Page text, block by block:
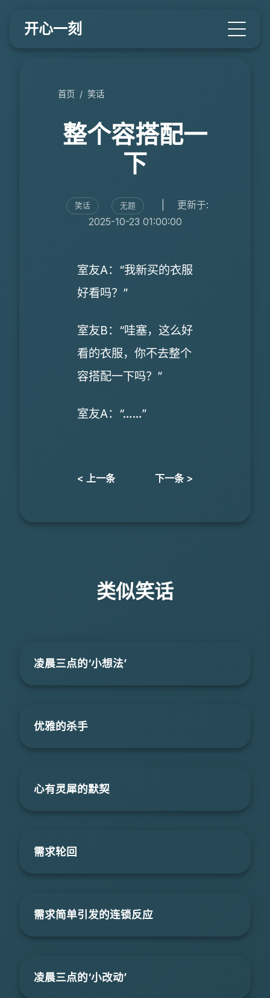
开心一刻
首页 / 笑话
整个容搭配一
下
笑话 无题
更新于:
2025-10-23 01:00:00
室友A：“我新买的衣服
好看吗？”
室友B：“哇塞，这么好
看的衣服，你不去整个
容搭配一下吗？”
室友A：“……”
< 上一条 下一条 >
类似笑话
凌晨三点的‘小想法’
优雅的杀手
心有灵犀的默契
需求轮回
需求简单引发的连锁反应
凌晨三点的‘小改动’